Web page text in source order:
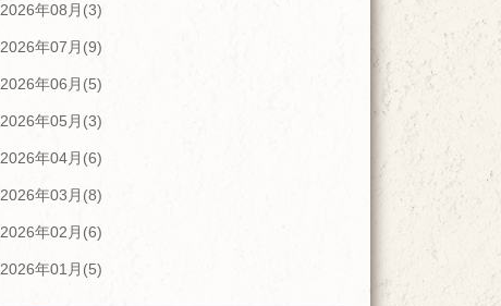
2026年08月(3)
2026年07月(9)
2026年06月(5)
2026年05月(3)
2026年04月(6)
2026年03月(8)
2026年02月(6)
2026年01月(5)